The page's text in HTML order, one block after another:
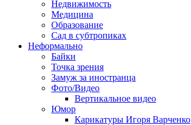
Недвижимость
Медицина
Образование
Сад в субтропиках
Неформально
Байки
Точка зрения
Замуж за иностранца
Фото/Видео
Вертикальное видео
Юмор
Карикатуры Игоря Варченко